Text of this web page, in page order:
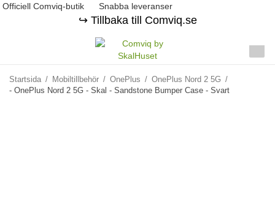
Officiell Comviq-butik Snabba leveranser
↪️ Tillbaka till Comviq.se
Startsida / Mobiltillbehör / OnePlus / OnePlus Nord 2 5G /
- OnePlus Nord 2 5G - Skal - Sandstone Bumper Case - Svart